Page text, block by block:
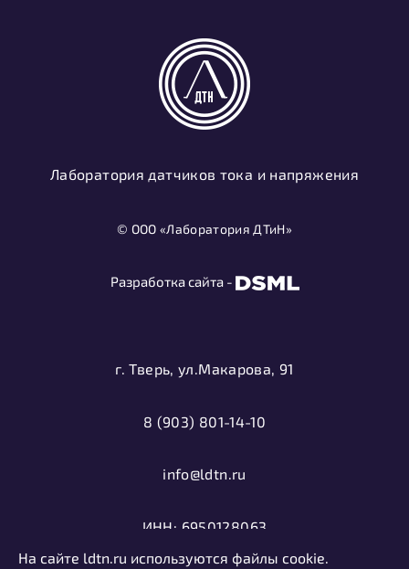
Лаборатория датчиков тока и напряжения
© ООО «Лаборатория ДТиН»
Разработка сайта -
г. Тверь, ул.Макарова, 91
8 (903) 801-14-10
info@ldtn.ru
ИНН: 6950128063
ОГРН: 1116952000406
На сайте ldtn.ru используются файлы cookie.